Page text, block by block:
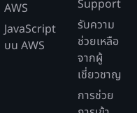
AWS
JavaScript
บน AWS
Support
รับความ
ช่วยเหลือ
จากผู้
เชี่ยวชาญ
การช่วย